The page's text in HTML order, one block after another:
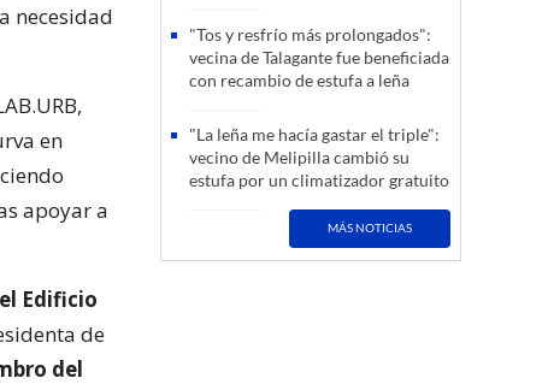
necesidad
en
apoyar a
Edificio
de
del
"Tos y resfrío más prolongados":
vecina de Talagante fue beneficiada
con recambio de estufa a leña
"La leña me hacía gastar el triple":
vecino de Melipilla cambió su
estufa por un climatizador gratuito
MÁS NOTICIAS